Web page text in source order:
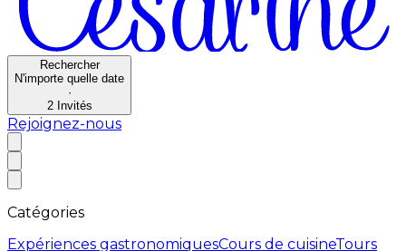
Rechercher
N'importe quelle date
·
2 Invités
Rejoignez-nous
Catégories
Expériences gastronomiquesCours de cuisineTours